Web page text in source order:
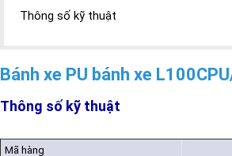
Thông số kỹ thuật
Bánh xe PU bánh xe
Thông số kỹ thuật
Mã hàng